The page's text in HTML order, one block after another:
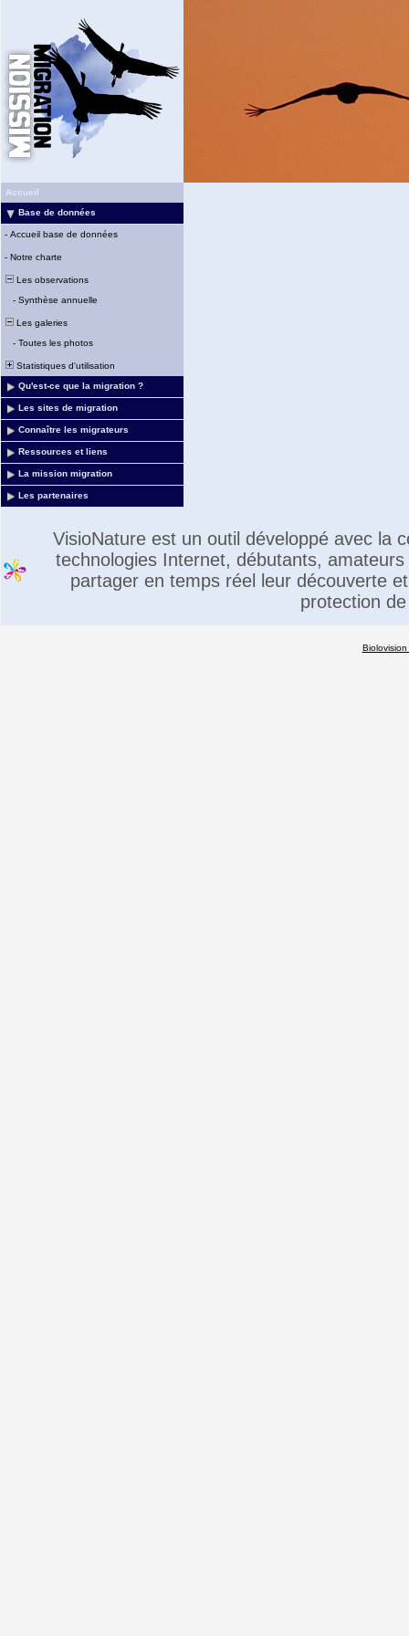
Accueil
Base de données
- Accueil base de données
- Notre charte
Les observations
- Synthèse annuelle
Les galeries
- Toutes les photos
Statistiques d'utilisation
Qu'est-ce que la migration ?
Les sites de migration
Connaître les migrateurs
Ressources et liens
La mission migration
Les partenaires
VisioNature est un outil développé avec la
technologies Internet, débutants,
partager en temps réel leur découverte
protection
Biolovision